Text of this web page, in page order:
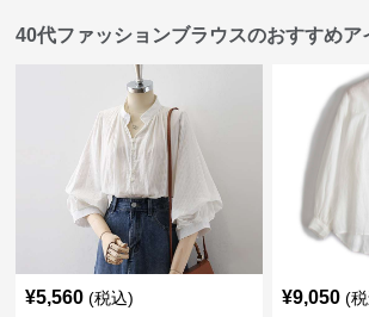
40代ファッションブラウスのおすすめア
¥5,560 (税込) ¥9,050 (